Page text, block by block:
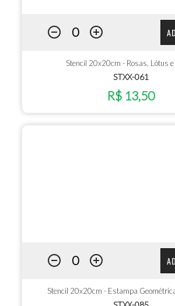
Stencil 20x20cm - Rosas, Lótus e
STXX-061
R$ 13,50
Stencil 20x20cm - Estampa